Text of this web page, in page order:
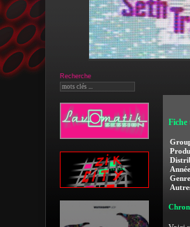
Recherche
Fiche